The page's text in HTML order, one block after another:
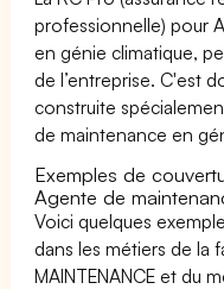
professionnelle) pour
en génie climatique,
de l’entreprise. C'est
construite
de maintenance en
Exemples de
Agente de
Voici quelques
dans les métiers de la
MAINTENANCE et du